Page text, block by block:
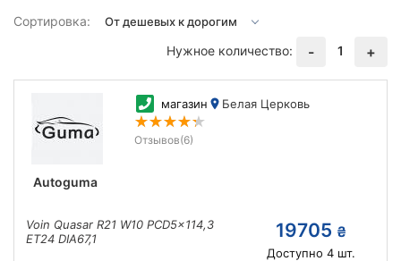
Сортировка:
Нужное количество:
- 1 +
Autoguma
магазин Белая Церковь
Отзывов(6)
Voin Quasar R21 W10 PCD5x114,3
ET24 DIA67,1
19705 ₴
Доступно 4шт.